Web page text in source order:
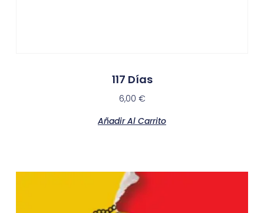
117 Días
6,00 €
Añadir Al Carrito